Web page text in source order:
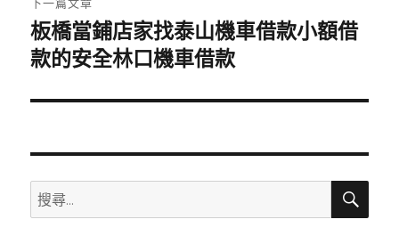
下
一
文
板橋當鋪店家找泰山機車借款小額借
款的安全林口機車借款
搜
尋
搜